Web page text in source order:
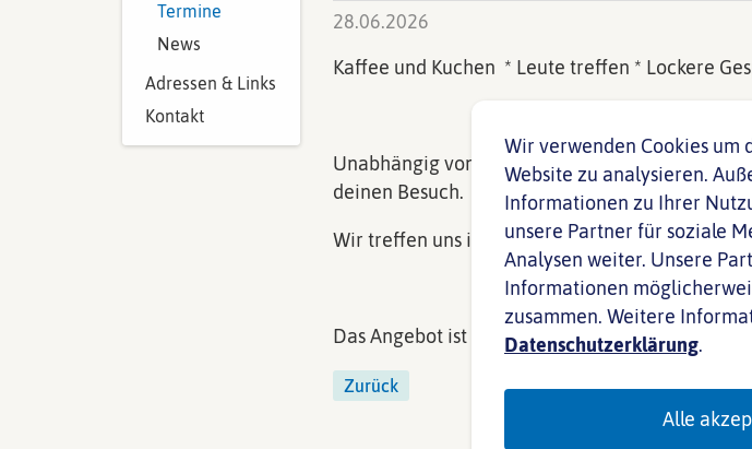
Termine
News
Adressen & Links
Kontakt
28.06.2026
Kaffee und Kuchen * Leute treffen * Lockere
Unabhängig von der sexuellen Orientierung
deinen Besuch.
Wir treffen uns in den Räumen der Aidshilfe in
Das Angebot ist kostenfrei.
Zurück
Wir verwenden Cookies um
Website zu analysieren.
Informationen zu Ihrer
unsere Partner für soziale
Analysen weiter. Unsere
Informationen
zusammen. Weitere
Datenschutzerklärung.
Alle